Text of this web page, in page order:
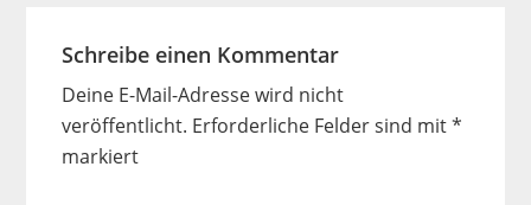
Interaktionen
Schreibe einen Kommentar
Deine E-Mail-Adresse wird nicht
veröffentlicht. Erforderliche Felder sind mit*
markiert